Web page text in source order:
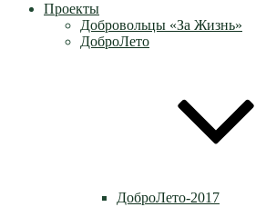
Проекты
Добровольцы «За Жизнь»
ДоброЛето
ДоброЛето-2017